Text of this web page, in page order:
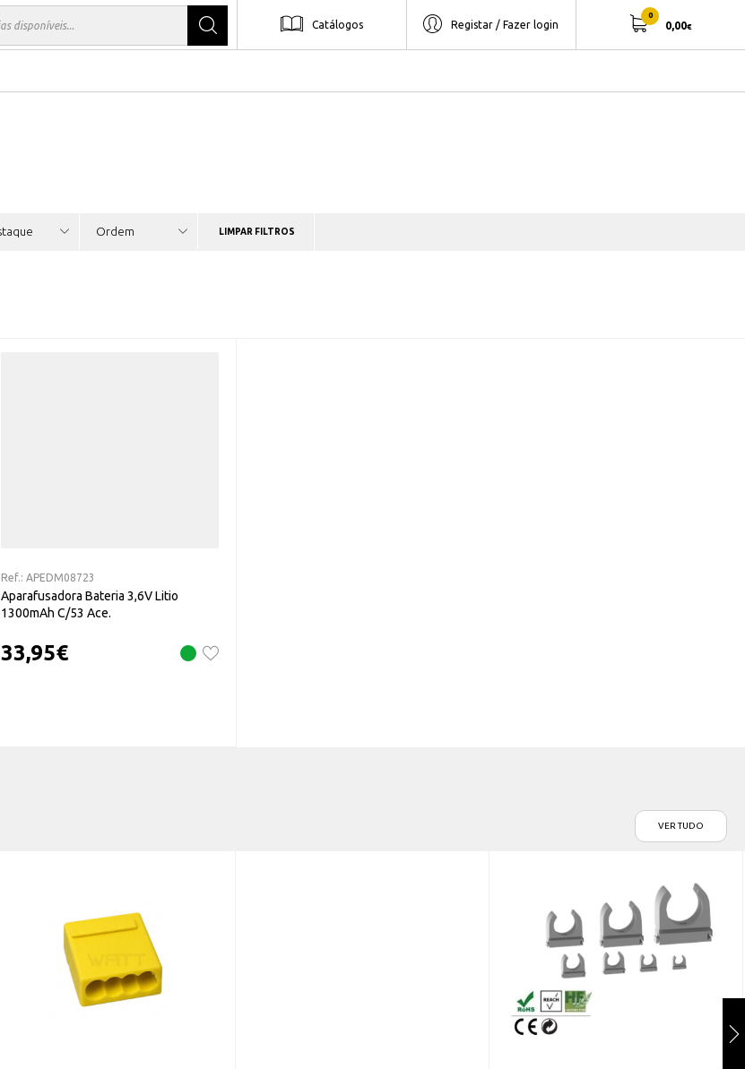
Catálogos Registar / Fazer login
0
0,00€
LIMPAR FILTROS
Ref.: APEDM08723
Aparafusadora Bateria 3,6V Litio
1300mAh C/53 Ace.
33,95€
VER TUDO